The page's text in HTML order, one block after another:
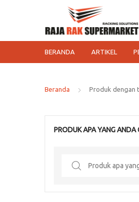
BERANDA ARTIKEL
Beranda Produk dengan
PRODUK APA YANG ANDA
Search